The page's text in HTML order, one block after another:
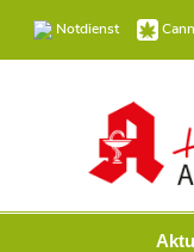
Notdienst